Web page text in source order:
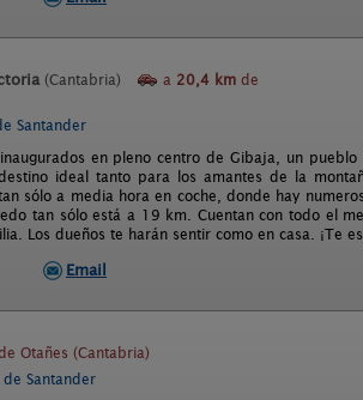
(Cantabria) a 20,4 km de
Santander
en pleno centro de Gibaja, un
ideal tanto para los amantes de la
sólo a media hora en coche, donde hay
tan sólo está a 19 km. Cuentan con todo el
Los dueños te harán sentir como en casa. ¡Te
Email
Otañes (Cantabria)
Santander